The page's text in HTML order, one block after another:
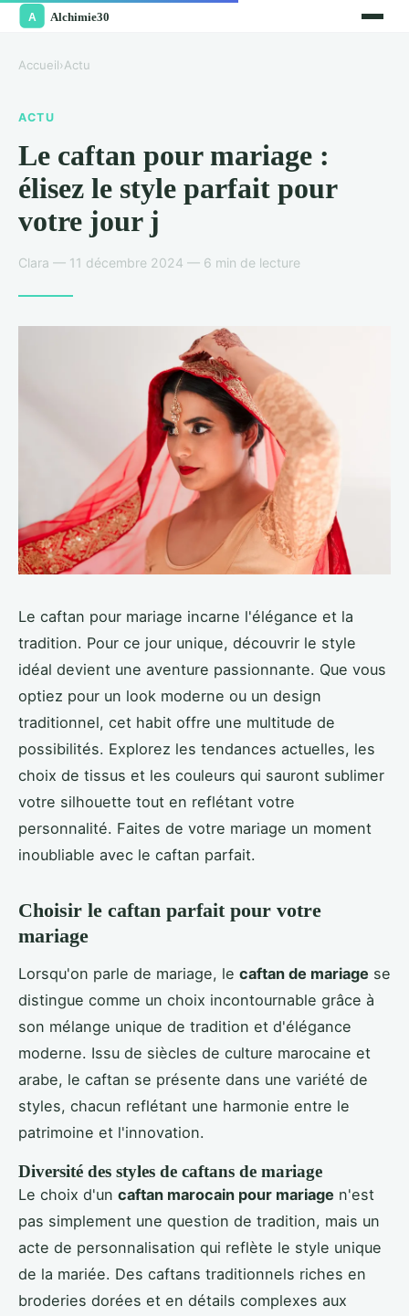
Accueil›Actu
ACTU
Le caftan pour mariage :
élisez le style parfait pour
votre jour j
Clara — 11 décembre 2024 — 6 min de lecture
Le caftan pour mariage incarne l'élégance et la
tradition. Pour ce jour unique, découvrir le style
idéal devient une aventure passionnante. Que vous
optiez pour un look moderne ou un design
traditionnel, cet habit offre une multitude de
possibilités. Explorez les tendances actuelles, les
choix de tissus et les couleurs qui sauront sublimer
votre silhouette tout en reflétant votre
personnalité. Faites de votre mariage un moment
inoubliable avec le caftan parfait.
Choisir le caftan parfait pour votre
mariage
Lorsqu'on parle de mariage, le caftan de mariage se
distingue comme un choix incontournable grâce à
son mélange unique de tradition et d'élégance
moderne. Issu de siècles de culture marocaine et
arabe, le caftan se présente dans une variété de
styles, chacun reflétant une harmonie entre le
patrimoine et l'innovation.
Diversité des styles de caftans de mariage
Le choix d'un caftan marocain pour mariage n'est
pas simplement une question de tradition, mais un
acte de personnalisation qui reflète le style unique
de la mariée. Des caftans traditionnels riches en
broderies dorées et en détails complexes aux